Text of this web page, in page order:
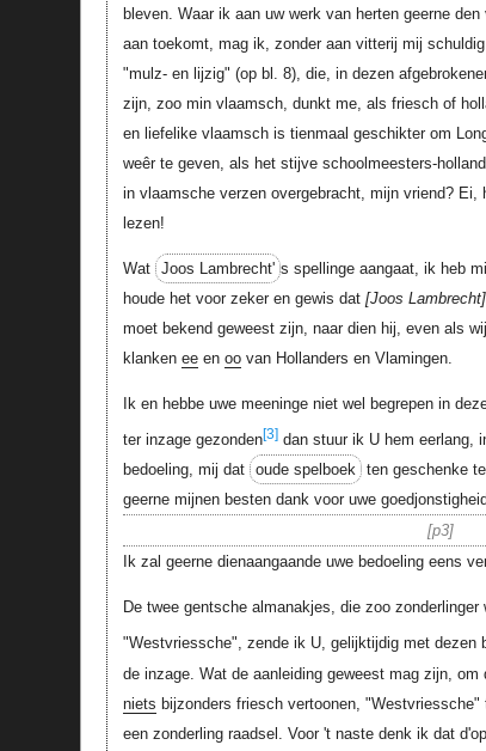
bleven. Waar ik aan uw werk van herten geerne
aan toekomt, mag ik, zonder aan vitterij mij
"mulz- en lijzig" (op bl. 8), die, in dezen
zijn, zoo min vlaamsch, dunkt me, als friesch of
en liefelike vlaamsch is tienmaal geschikter om
weêr te geven, als het stijve schoolmeesters-
in vlaamsche verzen overgebracht, mijn vriend? Ei,
lezen!
Wat Joos Lambrecht' s spellinge aangaat, ik heb
houde het voor zeker en gewis dat Joos Lambrecht
moet bekend geweest zijn, naar dien hij, even als
klanken eeen oovan Hollanders en Vlamingen.
Ik en hebbe uwe meeninge niet wel begrepen in
ter inzage gezonden[3]dan stuur ik U hem eerlang,
bedoeling, mij dat oude spelboek ten geschenke
geerne mijnen besten dank voor uwe
p3
Ik zal geerne dienaangaande uwe bedoeling eens
De twee gentsche almanakjes, die zoo
"Westvriessche", zende ik U, gelijktijdig met dezen
de inzage. Wat de aanleiding geweest mag zijn,
niets bijzonders friesch vertoonen,
een zonderling raadsel. Voor 't naste denk ik dat